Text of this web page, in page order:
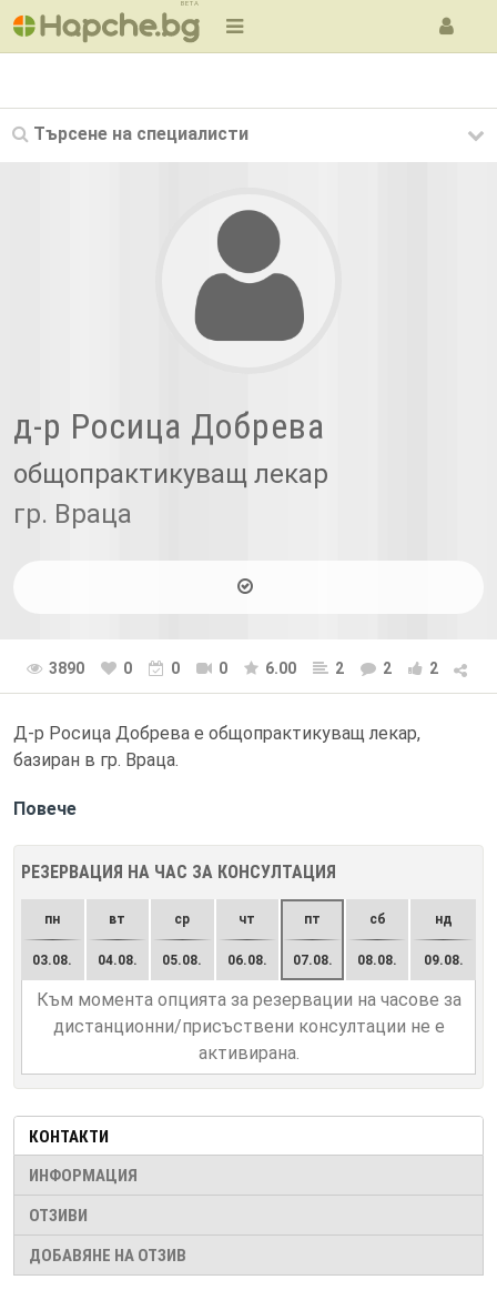
BETA
Търсене на специалисти
д-р Росица Добрева
общопрактикуващ лекар
гр. Враца
3890 0 0 0 6.00 2 2 2
Д-р Росица Добрева е общопрактикуващ лекар,
базиран в гр. Враца.
Повече
РЕЗЕРВАЦИЯ НА ЧАС ЗА КОНСУЛТАЦИЯ
пн
03.08.
вт
04.08.
ср
05.08.
чт
06.08.
пт
07.08.
сб
08.08.
нд
09.08.
Към момента опцията за резервации на часове за
дистанционни/присъствени консултации не е
активирана.
КОНТАКТИ
ИНФОРМАЦИЯ
ОТЗИВИ
ДОБАВЯНЕ НА ОТЗИВ